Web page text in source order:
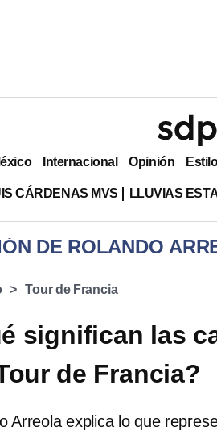
Internacional Opinión
CÁRDENAS MVS LLUVIAS
DE ROLANDO
Tour de Francia
significan las
de Francia?
Arreola explica lo que